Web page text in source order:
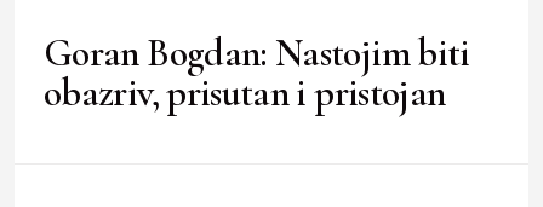
Goran Bogdan: Nastojim biti
obazriv, prisutan i pristojan